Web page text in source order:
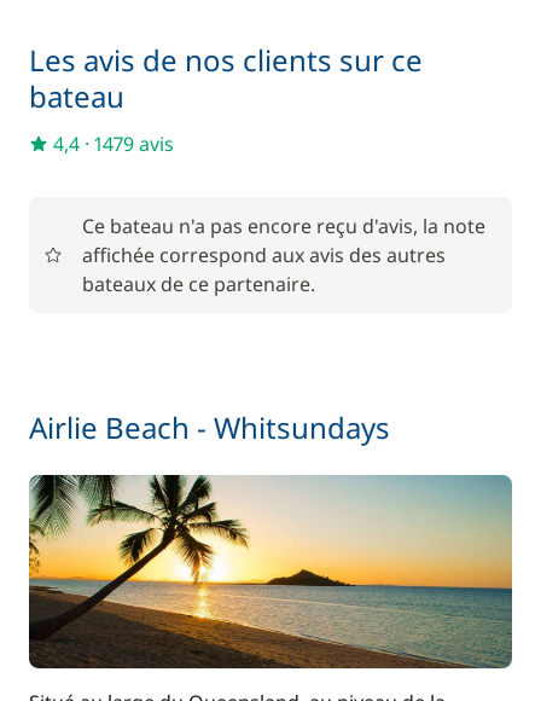
Literie —
Moteur Hors Bord
En option
Paddle
Serviettes / unité
Les avis de nos clients sur ce
bateau
4,4 · 1479 avis
Ce bateau n'a pas encore reçu d'avis, la note
affichée correspond aux avis des autres
bateaux de ce partenaire.
Airlie Beach - Whitsundays